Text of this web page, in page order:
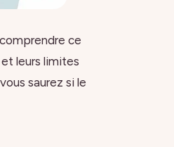
ce
leurs limites
saurez si le